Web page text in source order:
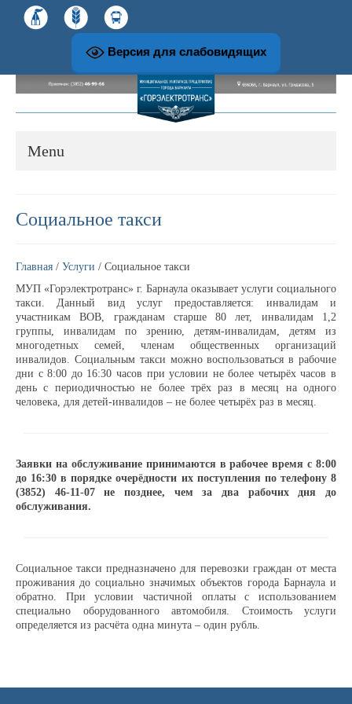
Версия для слабовидящих
Menu
Структура и руководство предприятия
Музей и экскурсионная работа
Доска почёта
Программы предприятия
Специальная оценка условий труда
Пассажирам
Социальное такси
Главная / Услуги / Социальное такси
МУП «Горэлектротранс» г. Барнаула оказывает услуги социального
такси. Данный вид услуг предоставляется: инвалидам и
участникам ВОВ, гражданам старше 80 лет, инвалидам 1,2
группы, инвалидам по зрению, детям-инвалидам, детям из
многодетных семей, членам общественных организаций
инвалидов. Социальным такси можно воспользоваться в рабочие
дни с 8:00 до 16:30 часов при условии не более четырёх часов в
день с периодичностью не более трёх раз в месяц на одного
человека, для детей-инвалидов – не более четырёх раз в месяц.
Заявки на обслуживание принимаются в рабочее время с 8:00
до 16:30 в порядке очерёдности их поступления по телефону 8
(3852) 46-11-07 не позднее, чем за два рабочих дня до
обслуживания.
Социальное такси предназначено для перевозки граждан от места
проживания до социально значимых объектов города Барнаула и
обратно. При условии частичной оплаты с использованием
специально оборудованного автомобиля. Стоимость услуги
определяется из расчёта одна минута – один рубль.